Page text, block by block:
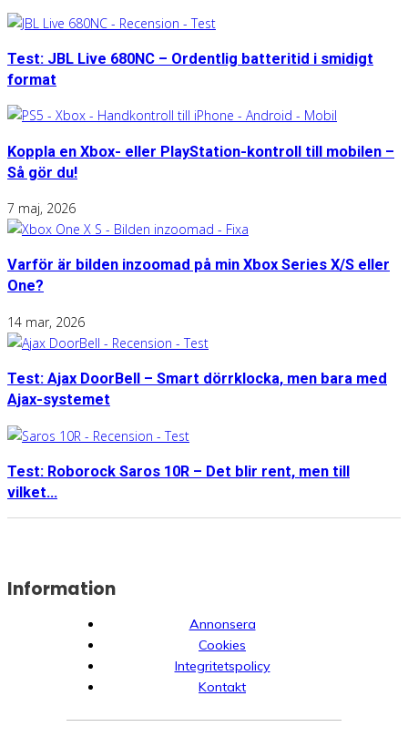
Test: JBL Live 680NC – Ordentlig batteritid i smidigt
format
Koppla en Xbox- eller PlayStation-kontroll till mobilen –
Så gör du!
7 maj, 2026
Varför är bilden inzoomad på min Xbox Series X/S eller
One?
14 mar, 2026
Test: Ajax DoorBell – Smart dörrklocka, men bara med
Ajax-systemet
Test: Roborock Saros 10R – Det blir rent, men till
vilket...
Information
Annonsera
Cookies
Integritetspolicy
Kontakt